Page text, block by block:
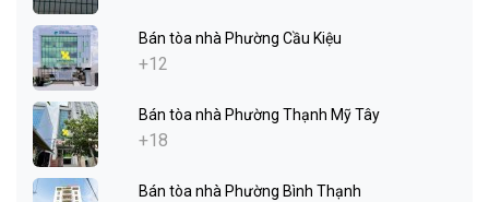
Bán tòa nhà Phường Cầu Kiệu
+12
Bán tòa nhà Phường Thạnh Mỹ Tây
+18
Bán tòa nhà Phường Bình Thạnh